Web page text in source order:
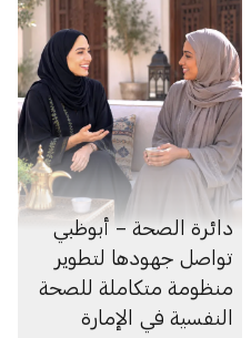
دائرة الصحة – أبوظبي
تواصل جهودها لتطوير
منظومة متكاملة للصحة
النفسية في الإمارة